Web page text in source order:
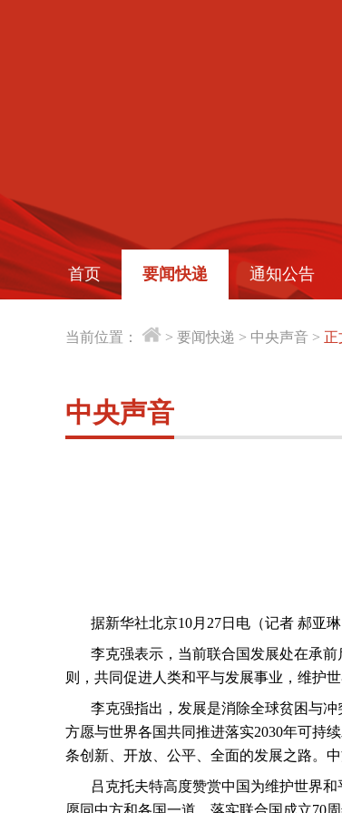
首页 要闻快递 通知公告
当前位置： > 要闻快递 > 中央声音 > 正
中央声音
据新华社北京10月 27日电（记者 郝亚
李克强表示，当前联合国发展处在承
则，共同促进人类和平与发展事业，维护世
李克强指出，发展是消除全球贫困与
方愿与世界各国共同推进落实2030年可持
条创新、开放、公平、全面的发展之路。
吕克托夫特高度赞赏中国为维护世界
愿同中方和各国一道，落实联合国成立70